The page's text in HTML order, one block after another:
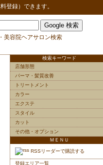
登録）できます。
美容院ヘアサロン検索
検索キーワード
店舗形態
パーマ・髪質改善
トリートメント
カラー
エクステ
スタイル
カット
その他・オプション
ＭＥＮＵ
RSSリーダーで購読する
登録エリア一覧